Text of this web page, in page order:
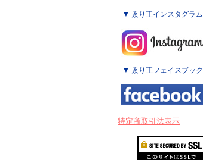
▼ ゑり正インスタグラム
▼ ゑり正フェイスブック
特定商取引法表示